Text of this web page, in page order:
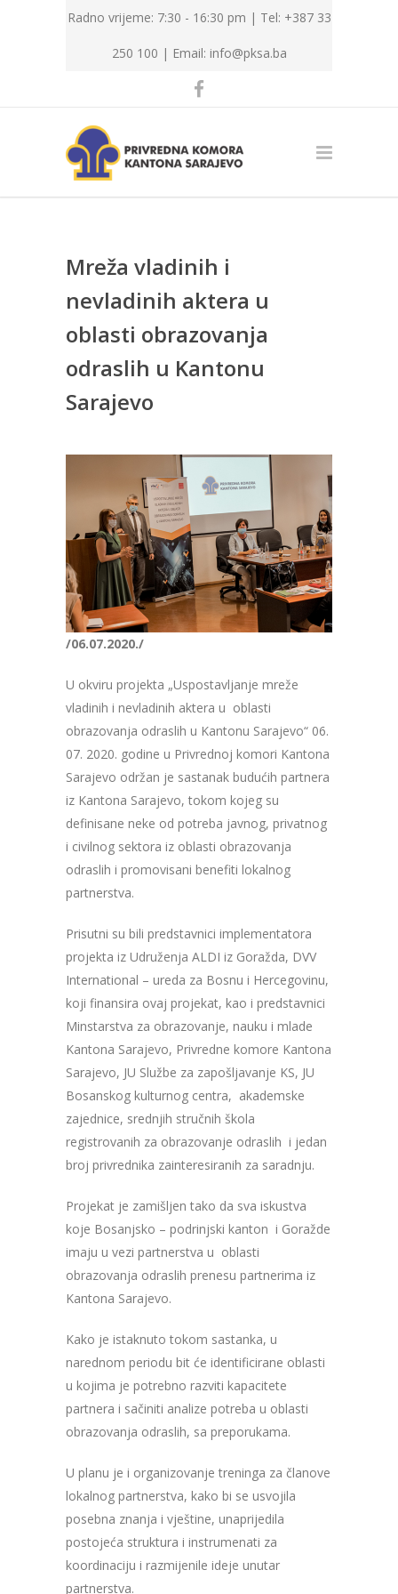
Radno vrijeme: 7:30 - 16:30 pm | Tel: +387 33
250 100 | Email: info@pksa.ba
Mreža vladinih i
nevladinih aktera u
oblasti obrazovanja
odraslih u Kantonu
Sarajevo
/06.07.2020./
U okviru projekta „Uspostavljanje mreže
vladinih i nevladinih aktera u oblasti
obrazovanja odraslih u Kantonu Sarajevo“ 06.
07. 2020. godine u Privrednoj komori Kantona
Sarajevo održan je sastanak budućih partnera
iz Kantona Sarajevo, tokom kojeg su
definisane neke od potreba javnog, privatnog
i civilnog sektora iz oblasti obrazovanja
odraslih i promovisani benefiti lokalnog
partnerstva.
Prisutni su bili predstavnici implementatora
projekta iz Udruženja ALDI iz Goražda, DVV
International – ureda za Bosnu i Hercegovinu,
koji finansira ovaj projekat, kao i predstavnici
Minstarstva za obrazovanje, nauku i mlade
Kantona Sarajevo, Privredne komore Kantona
Sarajevo, JU Službe za zapošljavanje KS, JU
Bosanskog kulturnog centra, akademske
zajednice, srednjih stručnih škola
registrovanih za obrazovanje odraslih i jedan
broj privrednika zainteresiranih za saradnju.
Projekat je zamišljen tako da sva iskustva
koje Bosanjsko – podrinjski kanton i Goražde
imaju u vezi partnerstva u oblasti
obrazovanja odraslih prenesu partnerima iz
Kantona Sarajevo.
Kako je istaknuto tokom sastanka, u
narednom periodu bit će identificirane oblasti
u kojima je potrebno razviti kapacitete
partnera i sačiniti analize potreba u oblasti
obrazovanja odraslih, sa preporukama.
U planu je i organizovanje treninga za članove
lokalnog partnerstva, kako bi se usvojila
posebna znanja i vještine, unaprijedila
postojeća struktura i instrumenati za
koordinaciju i razmijenile ideje unutar
partnerstva.